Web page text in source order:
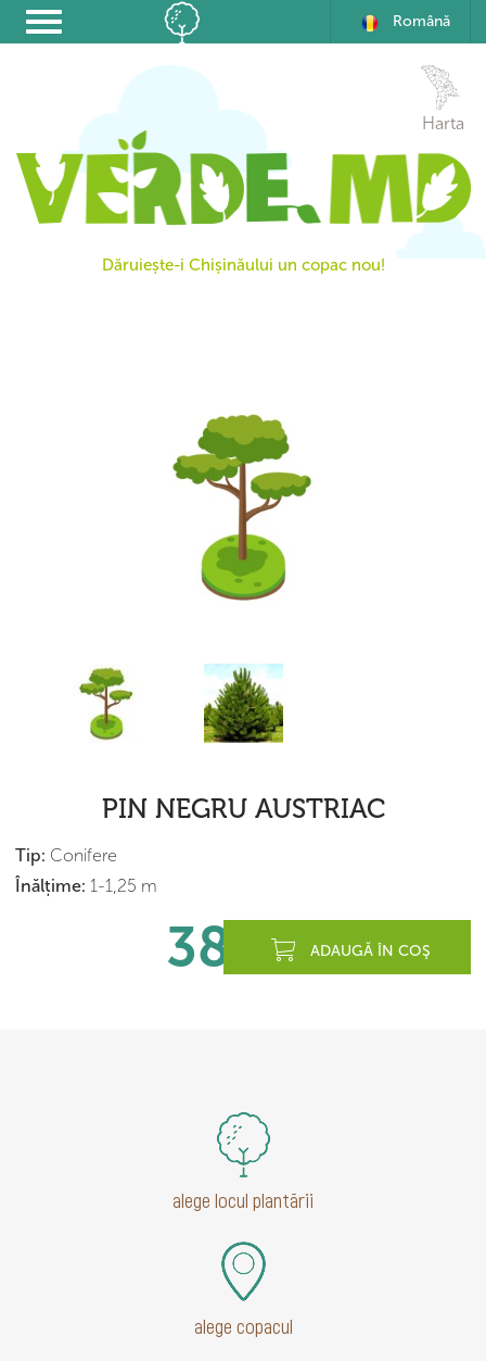
Română
Dăruiește-i Chișinăului un copac nou!
Harta
PIN NEGRU AUSTRIAC
Tip: Conifere
Înălțime: 1-1,25 m
380leiADAUGĂ ÎN COŞ
alege locul plantării
alege copacul